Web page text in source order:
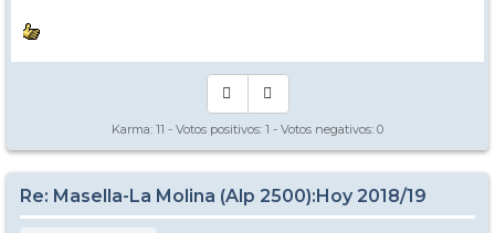
Karma: 11 - Votos positivos: 1 - Votos negativos: 0
Re: Masella-La Molina (Alp 2500):Hoy 2018/19